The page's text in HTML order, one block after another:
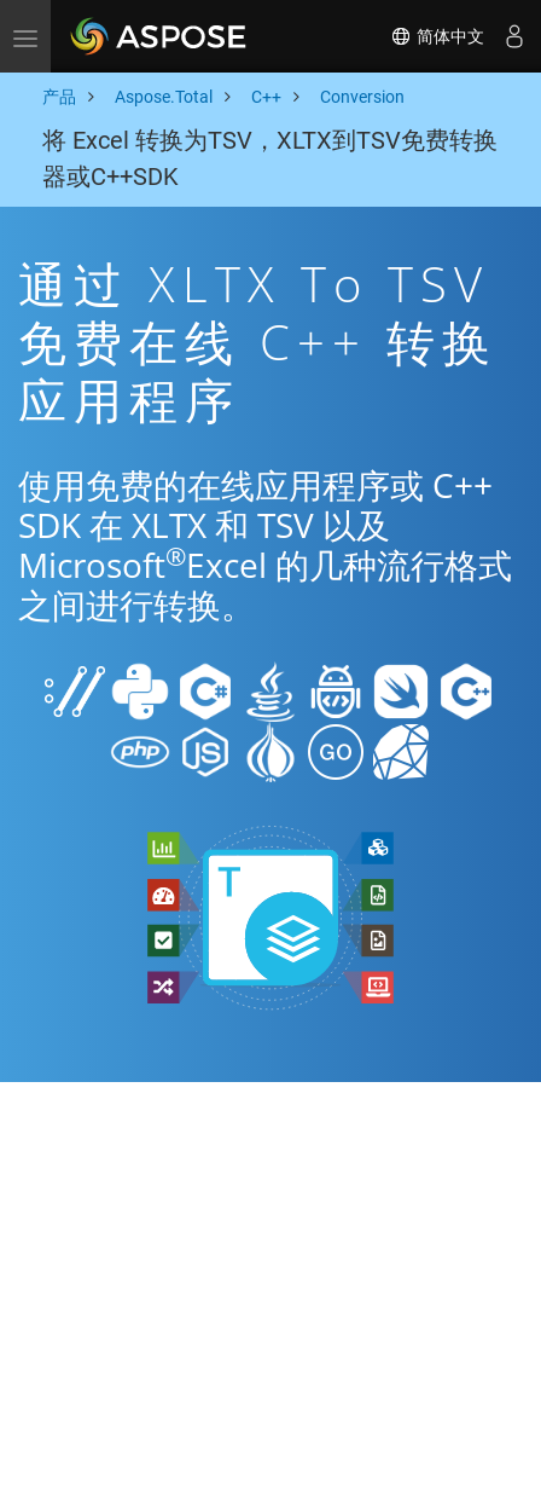
Toggle navigation 简体中文
产品 Aspose.Total C++ Conversion
将 Excel 转换为TSV，XLTX到TSV免费转换
器或C++SDK
通过 XLTX To TSV
免费在线 C++ 转换
应用程序
使用免费的在线应用程序或 C++
SDK 在 XLTX 和 TSV 以及
Microsoft®Excel 的几种流行格式
之间进行转换。